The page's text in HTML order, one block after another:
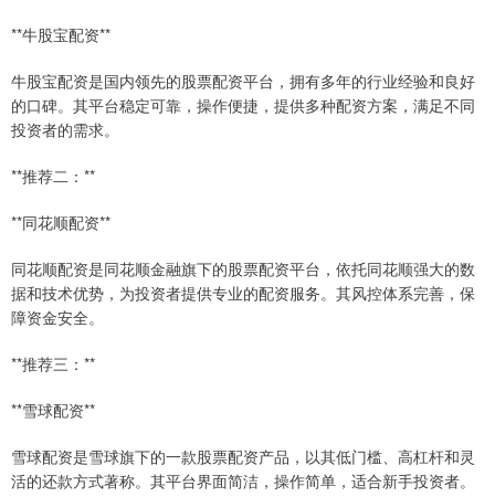
**牛股宝配资**
牛股宝配资是国内领先的股票配资平台，拥有多年的行业经验和良好
的口碑。其平台稳定可靠，操作便捷，提供多种配资方案，满足不同
投资者的需求。
**推荐二：**
**同花顺配资**
同花顺配资是同花顺金融旗下的股票配资平台，依托同花顺强大的数
据和技术优势，为投资者提供专业的配资服务。其风控体系完善，保
障资金安全。
**推荐三：**
**雪球配资**
雪球配资是雪球旗下的一款股票配资产品，以其低门槛、高杠杆和灵
活的还款方式著称。其平台界面简洁，操作简单，适合新手投资者。